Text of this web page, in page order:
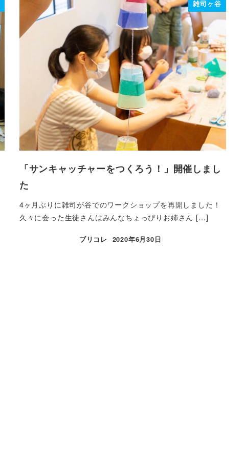
雑司ヶ谷
「サンキャッチャーをつくろう！」開催しまし
た
4ヶ月ぶりに雑司が谷でのワークショップを再開しました！
久々に会った生徒さんはみんなちょっぴりお姉さん […]
ブリコレ
投稿日
2020年6月30日